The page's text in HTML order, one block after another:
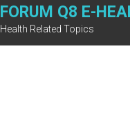
Skip
to
FORUM Q8 E-
Health Related Topics